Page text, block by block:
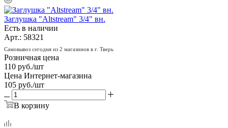
Заглушка "Altstream" 3/4" вн.
Есть в наличии
Арт.: 58321
Самовывоз сегодня из 2 магазинов в г. Тверь
Розничная цена
110 руб./шт
Цена Интернет-магазина
105 руб./шт
В корзину